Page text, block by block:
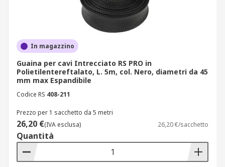
In magazzino
Guaina per cavi Intrecciato RS PRO in
Polietilentereftalato, L. 5m, col. Nero, diametri da 45
mm max Espandibile
Codice RS 408-211
Prezzo per 1 sacchetto da 5 metri
26,20 €(IVA esclusa) 26,20 €/sacchetto
Quantità